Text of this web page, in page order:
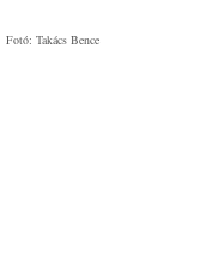
Fotó: Takács Bence